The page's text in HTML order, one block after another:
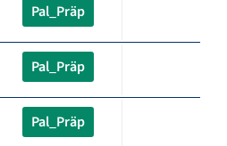
Pal_Präp
Pal_Präp
Pal_Präp